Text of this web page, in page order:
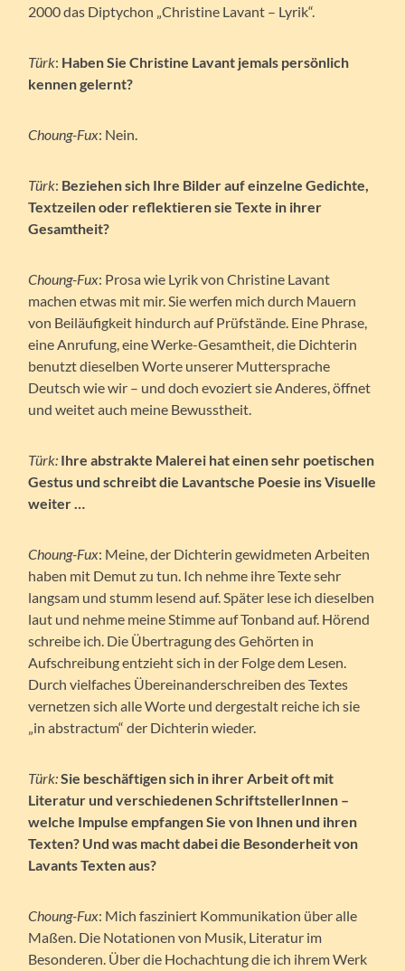
2000 das Diptychon „Christine Lavant – Lyrik“.
Türk: Haben Sie Christine Lavant jemals persönlich
kennen gelernt?
Choung-Fux: Nein.
Türk: Beziehen sich Ihre Bilder auf einzelne Gedichte,
Textzeilen oder reflektieren sie Texte in ihrer
Gesamtheit?
Choung-Fux: Prosa wie Lyrik von Christine Lavant
machen etwas mit mir. Sie werfen mich durch Mauern
von Beiläufigkeit hindurch auf Prüfstände. Eine Phrase,
eine Anrufung, eine Werke-Gesamtheit, die Dichterin
benutzt dieselben Worte unserer Muttersprache
Deutsch wie wir – und doch evoziert sie Anderes, öffnet
und weitet auch meine Bewusstheit.
Türk: Ihre abstrakte Malerei hat einen sehr poetischen
Gestus und schreibt die Lavantsche Poesie ins Visuelle
weiter …
Choung-Fux: Meine, der Dichterin gewidmeten Arbeiten
haben mit Demut zu tun. Ich nehme ihre Texte sehr
langsam und stumm lesend auf. Später lese ich dieselben
laut und nehme meine Stimme auf Tonband auf. Hörend
schreibe ich. Die Übertragung des Gehörten in
Aufschreibung entzieht sich in der Folge dem Lesen.
Durch vielfaches Übereinanderschreiben des Textes
vernetzen sich alle Worte und dergestalt reiche ich sie
„in abstractum“ der Dichterin wieder.
Türk:Sie beschäftigen sich in ihrer Arbeit oft mit
Literatur und verschiedenen SchriftstellerInnen –
welche Impulse empfangen Sie von Ihnen und ihren
Texten? Und was macht dabei die Besonderheit von
Lavants Texten aus?
Choung-Fux: Mich fasziniert Kommunikation über alle
Maßen. Die Notationen von Musik, Literatur im
Besonderen. Über die Hochachtung die ich ihrem Werk